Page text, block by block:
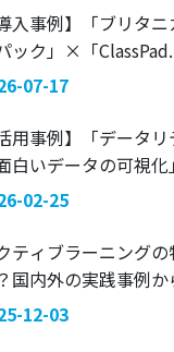
導入事例】「ブリタ
ック」×「
する探究DX 〜静岡県
07-17
活用事例】「データ
白いデータの可視化
した探究学習 —— 関
02-25
ティブラーニングの
国内外の実践事例か
指導法を考える
12-03